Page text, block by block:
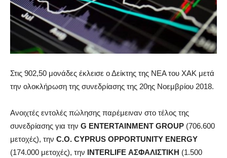
Στις 902,50 μονάδες έκλεισε ο Δείκτης της ΝΕΑ του ΧΑΚ μετά
την ολοκλήρωση της συνεδρίασης της 20ης Νοεμβρίου 2018.
Ανοιχτές εντολές πώλησης παρέμειναν στο τέλος της
συνεδρίασης για την G ENTERTAINMENT GROUP (706.600
μετοχές), την C.O. CYPRUS OPPORTUNITY ENERGY
(174.000 μετοχές), την INTERLIFE ΑΣΦΑΛΙΣΤΙΚΗ (1.500